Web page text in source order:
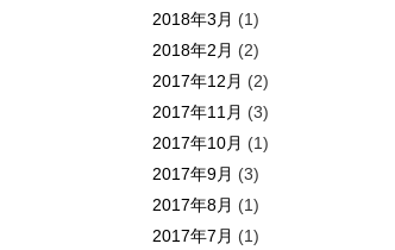
2018年3月 (1)
2018年2月 (2)
2017年12月 (2)
2017年11月 (3)
2017年10月 (1)
2017年9月 (3)
2017年8月 (1)
2017年7月 (1)